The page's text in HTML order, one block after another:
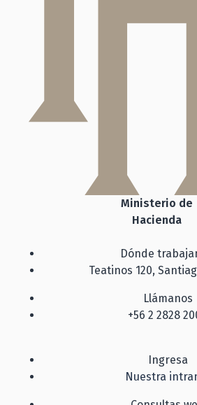
Ministerio de
Hacienda
Dónde
Teatinos 120,
Llámanos
+56 2 2828
Ingresa
Nuestra